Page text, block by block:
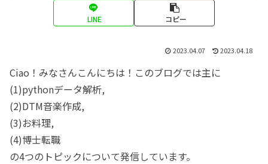
LINE コピー
2023.04.07 2023.04.18
Ciao！みなさんこんにちは！このブログでは主に
(1)pythonデータ解析,
(2)DTM音楽作成,
(3)お料理,
(4)博士転職
の4つのトピックについて発信しています。